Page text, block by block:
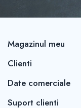
Magazinul meu
Clienti
Date comerciale
Suport clienti